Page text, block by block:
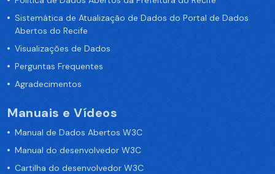
Sistemática de Atualização de Dados do Portal de Dados
Abertos do Recife
Visualizações de Dados
Perguntas Frequentes
Agradecimentos
Manuais e Vídeos
Manual de Dados Abertos W3C
Manual do desenvolvedor W3C
Cartilha do desenvolvedor W3C